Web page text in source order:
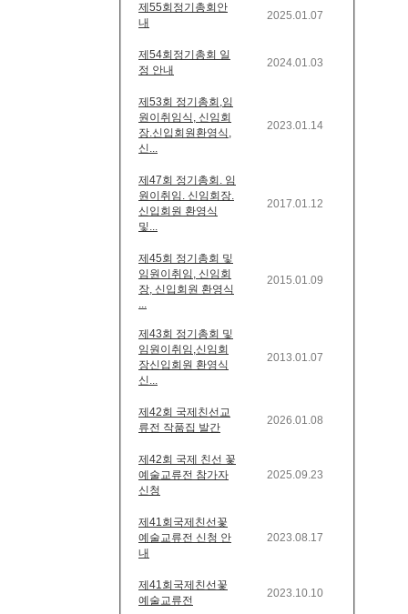
제55회정기총회안
내
2025.01.07
제54회정기총회 일
정 안내
2024.01.03
제53회 정기총회,임
원이취임식, 신임회
장.신입회원환영식,
신...
2023.01.14
제47회 정기총회. 임
원이취임. 신임회장.
신입회원 환영식
및...
2017.01.12
제45회 정기총회 및
임원이취임, 신임회
장, 신입회원 환영식
...
2015.01.09
제43회 정기총회 및
임원이취임,신임회
장신입회원 환영식
신...
2013.01.07
제42회 국제친선교
류전 작품집 발간
2026.01.08
제42회 국제 친선 꽃
예술교류전 참가자
신청
2025.09.23
제41회국제친선꽃
예술교류전 신청 안
내
2023.08.17
제41회국제친선꽃
예술교류전
2023.10.10